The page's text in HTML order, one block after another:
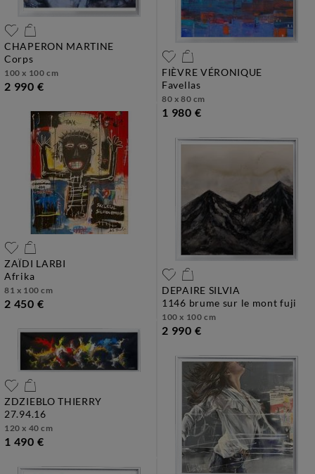
FIÈVRE VÉRONIQUE
favellas
80 x 80 cm
1 980 €
CHAPERON MARTINE
corps
100 x 100 cm
2 990 €
DEPAIRE SILVIA
1146 brume sur le mont fuji
100 x 100 cm
2 990 €
ZAÏDI LARBI
afrika
81 x 100 cm
2 450 €
ZDZIEBLO THIERRY
27.94.16
120 x 40 cm
1 490 €